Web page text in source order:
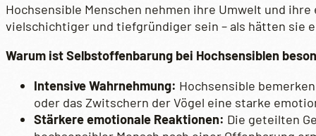
Hochsensible Menschen nehmen ihre Umwelt und
vielschichtiger und tiefgründiger sein – als hätten sie
Warum ist Selbstoffenbarung bei Hochsensiblen
Intensive Wahrnehmung: Hochsensible
oder das Zwitschern der Vögel eine starke
Stärkere emotionale Reaktionen: Die geteilten